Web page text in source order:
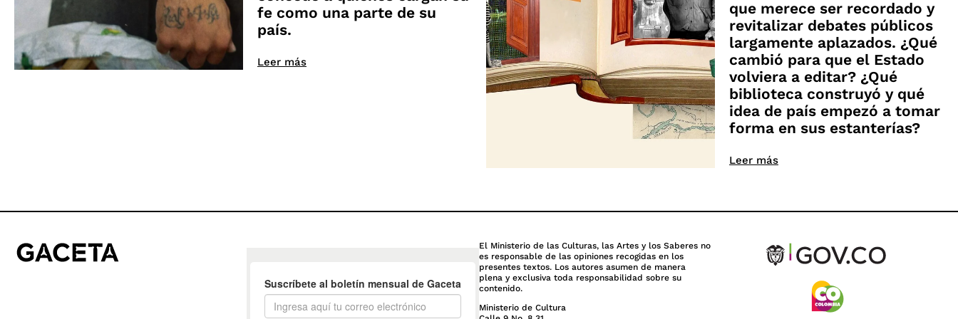
fe como una parte de su
país.
Leer más
que merece ser recordado y
revitalizar debates públicos
largamente aplazados. ¿Qué
cambió para que el Estado
volviera a editar? ¿Qué
biblioteca construyó y qué
idea de país empezó a tomar
forma en sus estanterías?
Leer más
El Ministerio de las Culturas, las Artes y los Saberes no
es responsable de las opiniones recogidas en los
presentes textos. Los autores asumen de manera
plena y exclusiva toda responsabilidad sobre su
contenido.
Ministerio de Cultura